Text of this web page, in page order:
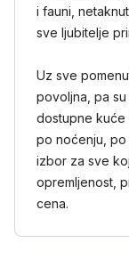
i fauni,
sve ljubitelje
Uz sve
povoljna, pa
dostupne kuće
po noćenju, po
izbor za sve
opremljenost,
cena.